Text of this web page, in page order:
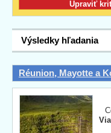
Výsledky hľadania
Réunion, Mayotte a